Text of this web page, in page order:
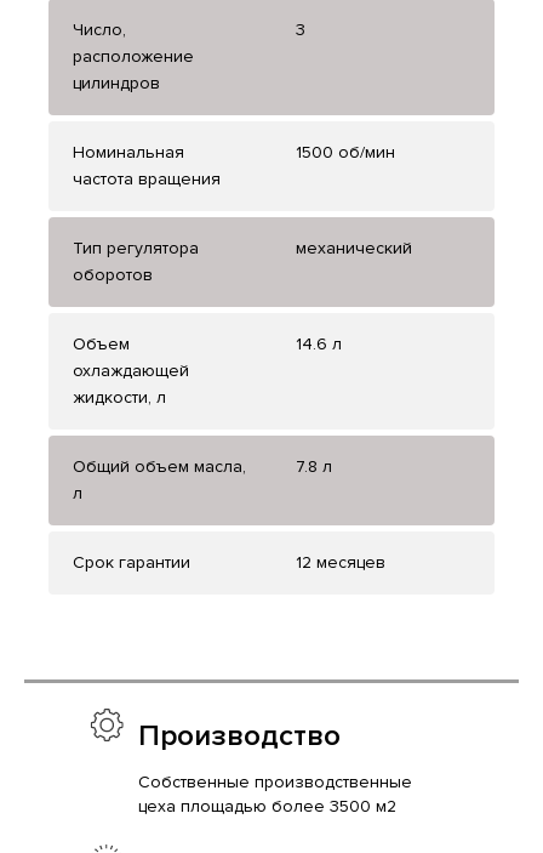
Число,
расположение
цилиндров
3
Номинальная
частота вращения
1500 об/мин
Тип регулятора
оборотов
механический
Объем
охлаждающей
жидкости, л
14.6 л
Общий объем масла,
л
7.8 л
Срок гарантии 12 месяцев
Производство
Собственные производственные
цеха площадью более 3500 м2